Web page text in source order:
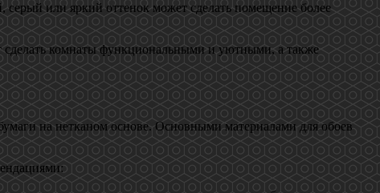
серый или яркий оттенок может сделать помещение более
сделать комнаты функциональными и уютными, а также
на нетканом основе. Основными материалами для обоев